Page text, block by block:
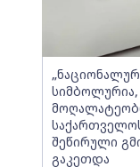
სიმბოლურია,
შეწირული
გაკეთდა